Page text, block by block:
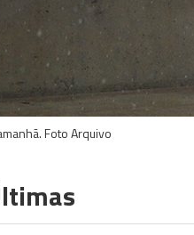
Foto Arquivo